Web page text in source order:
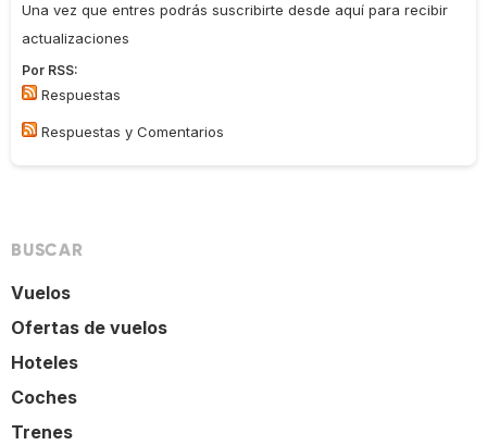
Una vez que entres podrás suscribirte desde aquí para recibir
actualizaciones
Por RSS:
Respuestas
Respuestas y Comentarios
BUSCAR
Vuelos
Ofertas de vuelos
Hoteles
Coches
Trenes